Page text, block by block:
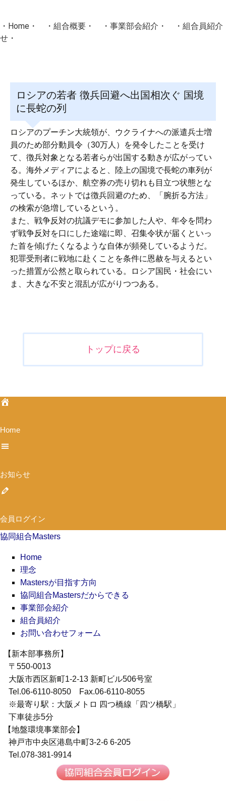
・ Home ・ ・ 組合概要 ・ ・ 事業部会紹介 ・ ・ 組合員紹介
せ ・
協同組合Masters／
国土交通省・経済産業省・農林水産省・厚生労働省 認可
Masters組合員ログイン
ロシアの若者 徴兵回避へ出国相次ぐ 国境
に長蛇の列
ロシアのプーチン大統領が、ウクライナへの派遣兵士増
員のため部分動員令（30万人）を発令したことを受け
て、徴兵対象となる若者らが出国する動きが広がってい
る。海外メディアによると、陸上の国境で長蛇の車列が
発生しているほか、航空券の売り切れも目立つ状態とな
っている。ネットでは徴兵回避のため、「腕折る方法」
の検索が急増しているという。
また、戦争反対の抗議デモに参加した人や、年令を問わ
ず戦争反対を口にした途端に即、召集令状が届くといっ
た首を傾げたくなるような自体が頻発しているようだ。
犯罪受刑者に戦地に赴くことを条件に恩赦を与えるとい
った措置が公然と取られている。ロシア国民・社会にい
ま、大きな不安と混乱が広がりつつある。
シ
トップに戻る
Home
お知らせ
会員ログイン
協同組合Masters
Home
理念
Mastersが目指す方向
協同組合Mastersだからできる
事業部会紹介
組合員紹介
お問い合わせフォーム
【新本部事務所】
〒550-0013
大阪市西区新町1-2-13 新町ビル506号室
Tel.06-6110-8050 Fax.06-6110-8055
※最寄り駅：大阪メトロ 四つ橋線「四ツ橋駅」
下車徒歩5分
【地盤環境事業部会】
神戸市中央区港島中町3-2-6 6-205
Tel.078-381-9914